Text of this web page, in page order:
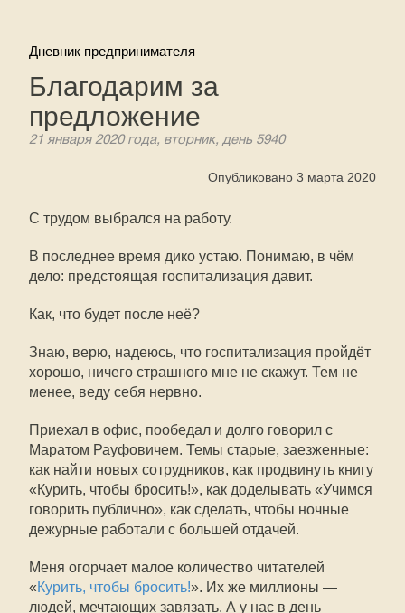
Дневник предпринимателя
Благодарим за
предложение
21 января 2020 года, вторник, день 5940
Опубликовано 3 марта 2020
С трудом выбрался на работу.
В последнее время дико устаю. Понимаю, в чём
дело: предстоящая госпитализация давит.
Как, что будет после неё?
Знаю, верю, надеюсь, что госпитализация пройдёт
хорошо, ничего страшного мне не скажут. Тем не
менее, веду себя нервно.
Приехал в офис, пообедал и долго говорил с
Маратом Рауфовичем. Темы старые, заезженные:
как найти новых сотрудников, как продвинуть книгу
«Курить, чтобы бросить!», как доделывать «Учимся
говорить публично», как сделать, чтобы ночные
дежурные работали с большей отдачей.
Меня огорчает малое количество читателей
«Курить, чтобы бросить!». Их же миллионы —
людей, мечтающих завязать. А у нас в день